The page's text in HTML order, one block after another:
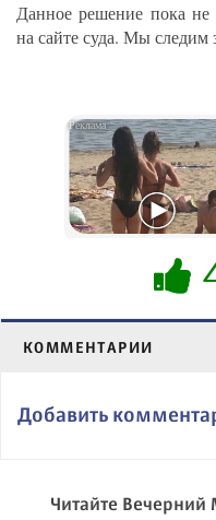
Данное решение пока
на сайте суда. Мы следим
КОММЕНТАРИИ
Добавить
Читайте Вечерний